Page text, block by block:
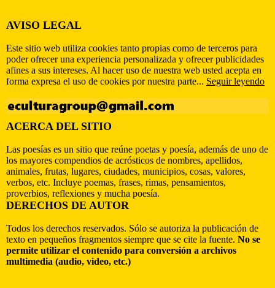
AVISO LEGAL
Este sitio web utiliza cookies tanto propias como de terceros para
poder ofrecer una experiencia personalizada y ofrecer publicidades
afines a sus intereses. Al hacer uso de nuestra web usted acepta en
forma expresa el uso de cookies por nuestra parte... Seguir leyendo
ACERCA DEL SITIO
Las poesías es un sitio que reúne poetas y poesía, además de uno de
los mayores compendios de acrósticos de nombres, apellidos,
animales, frutas, lugares, ciudades, municipios, cosas, valores,
verbos, etc. Incluye poemas, frases, rimas, pensamientos,
proverbios, reflexiones y mucha poesía.
DERECHOS DE AUTOR
Todos los derechos reservados. Sólo se autoriza la publicación de
texto en pequeños fragmentos siempre que se cite la fuente. No se
permite utilizar el contenido para conversión a archivos
multimedia (audio, video, etc.)